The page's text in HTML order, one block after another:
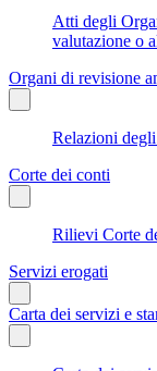
Atti degli
valutazione o
Organi di revisione
Relazioni
Corte dei conti
Rilievi Corte
Servizi erogati
Carta dei servizi e